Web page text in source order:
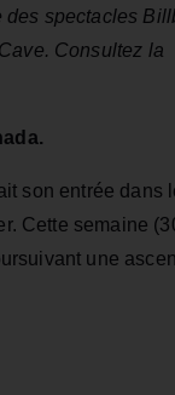
des spectacles
Consultez la
son entrée dans
Cette semaine
une